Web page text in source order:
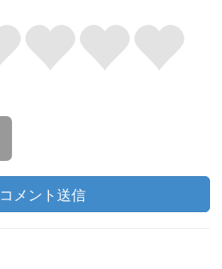
コメント送信